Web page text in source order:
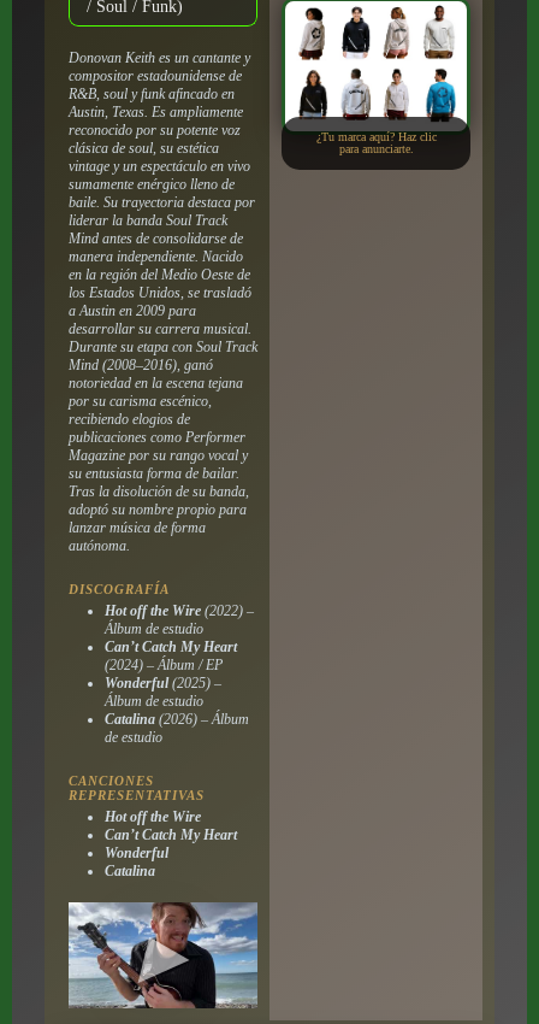
/ Soul / Funk)
Donovan Keith es un cantante y
compositor estadounidense de
R&B, soul y funk afincado en
Austin, Texas. Es ampliamente
reconocido por su potente voz
clásica de soul, su estética
vintage y un espectáculo en vivo
sumamente enérgico lleno de
baile. Su trayectoria destaca por
liderar la banda Soul Track
Mind antes de consolidarse de
manera independiente. Nacido
en la región del Medio Oeste de
los Estados Unidos, se trasladó
a Austin en 2009 para
desarrollar su carrera musical.
Durante su etapa con Soul Track
Mind (2008–2016), ganó
notoriedad en la escena tejana
por su carisma escénico,
recibiendo elogios de
publicaciones como Performer
Magazinepor su rango vocal y
su entusiasta forma de bailar.
Tras la disolución de su banda,
adoptó su nombre propio para
lanzar música de forma
autónoma.
DISCOGRAFÍA
Hot off the Wire(2022) –
Álbum de estudio
Can’t Catch My Heart
(2024) – Álbum / EP
Wonderful(2025) –
Álbum de estudio
Catalina(2026) – Álbum
de estudio
CANCIONES
REPRESENTATIVAS
Hot off the Wire
Can’t Catch My Heart
Wonderful
Catalina
¿Tu marca aquí? Haz clic
para anunciarte.